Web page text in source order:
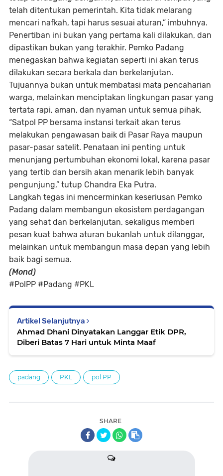
telah ditentukan pemerintah. Kita tidak melarang
mencari nafkah, tapi harus sesuai aturan,” imbuhnya.
Penertiban ini bukan yang pertama kali dilakukan, dan
dipastikan bukan yang terakhir. Pemko Padang
menegaskan bahwa kegiatan seperti ini akan terus
dilakukan secara berkala dan berkelanjutan.
Tujuannya bukan untuk membatasi mata pencaharian
warga, melainkan menciptakan lingkungan pasar yang
tertata rapi, aman, dan nyaman untuk semua pihak.
“Satpol PP bersama instansi terkait akan terus
melakukan pengawasan baik di Pasar Raya maupun
pasar-pasar satelit. Penataan ini penting untuk
menunjang pertumbuhan ekonomi lokal, karena pasar
yang tertib dan bersih akan menarik lebih banyak
pengunjung,” tutup Chandra Eka Putra.
Langkah tegas ini mencerminkan keseriusan Pemko
Padang dalam membangun ekosistem perdagangan
yang sehat dan berkelanjutan, sekaligus memberi
pesan kuat bahwa aturan bukanlah untuk dilanggar,
melainkan untuk membangun masa depan yang lebih
baik bagi semua.
(Mond)
#PolPP #Padang #PKL
Artikel Selanjutnya
Ahmad Dhani Dinyatakan Langgar Etik DPR,
Diberi Batas 7 Hari untuk Minta Maaf
padang PKL pol PP
SHARE